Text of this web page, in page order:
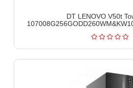
DT LENOVO V50t